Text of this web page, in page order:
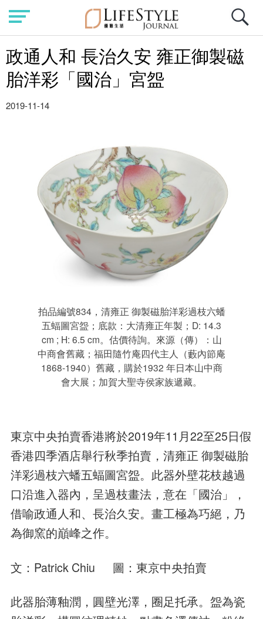
政通人和 長治久安 雍正御製磁
胎洋彩「國治」宮盌
2019-11-14
拍品編號834，清雍正 御製磁胎洋彩過枝六蟠
五蝠圖宮盌；底款：大清雍正年製；D: 14.3
cm ; H: 6.5 cm。估價待詢。來源（傳）：山
中商會舊藏；福田隨竹庵四代主人（藪內節庵
1868-1940）舊藏，購於1932 年日本山中商
會大展；加賀大聖寺侯家族遞藏。
東京中央拍賣香港將於2019年11月22至25日假
香港四季酒店舉行秋季拍賣，清雍正 御製磁胎
洋彩過枝六蟠五蝠圖宮盌。此器外壁花枝越過
口沿進入器內，呈過枝畫法，意在「國治」，
借喻政通人和、長治久安。畫工極為巧絕，乃
為御窯的巔峰之作。
文：Patrick Chiu 圖：東京中央拍賣
此器胎薄釉潤，圓壁光澤，圈足托承。盌為瓷